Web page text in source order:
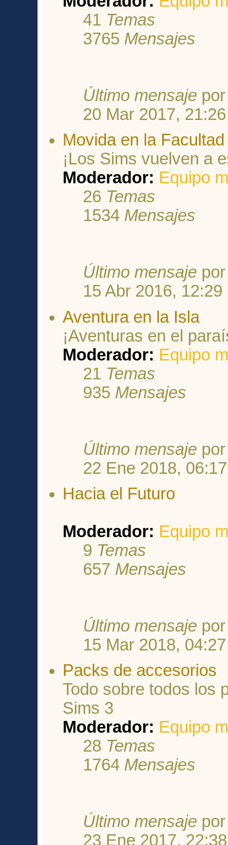
41 Temas
3765 Mensajes
Último mensaje
20 Mar 2017, 21:26
Movida en la Facultad
¡Los Sims vuelven a
Moderador: Equipo
26 Temas
1534 Mensajes
Último mensaje
15 Abr 2016, 12:29
Aventura en la Isla
¡Aventuras en el
Moderador: Equipo
21 Temas
935 Mensajes
Último mensaje
22 Ene 2018, 06:17
Hacia el Futuro
Moderador: Equipo
9 Temas
657 Mensajes
Último mensaje
15 Mar 2018, 04:27
Packs de accesorios
Todo sobre todos los
Sims 3
Moderador: Equipo
28 Temas
1764 Mensajes
Último mensaje
23 Ene 2017, 22:38